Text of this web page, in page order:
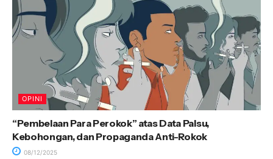
OPINI
“Pembelaan Para Perokok” atas Data Palsu,
Kebohongan, dan Propaganda Anti-Rokok
08/12/2025